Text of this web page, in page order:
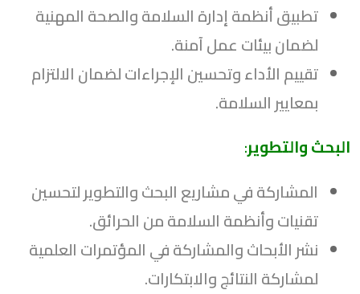
تطبيق أنظمة إدارة السلامة والصحة المهنية
لضمان بيئات عمل آمنة.
تقييم الأداء وتحسين الإجراءات لضمان الالتزام
بمعايير السلامة.
البحث والتطوير:
المشاركة في مشاريع البحث والتطوير لتحسين
تقنيات وأنظمة السلامة من الحرائق.
نشر الأبحاث والمشاركة في المؤتمرات العلمية
لمشاركة النتائج والابتكارات.